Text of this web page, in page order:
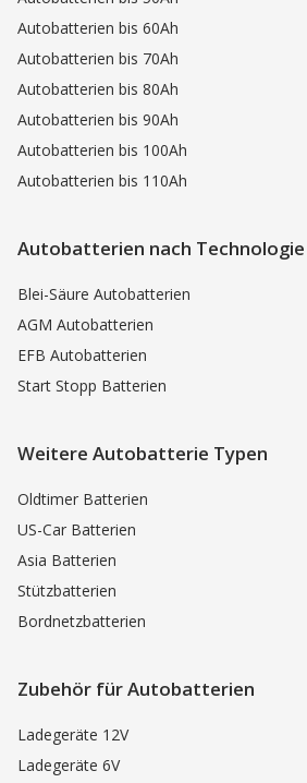
Autobatterien bis 60Ah
Autobatterien bis 70Ah
Autobatterien bis 80Ah
Autobatterien bis 90Ah
Autobatterien bis 100Ah
Autobatterien bis 110Ah
Autobatterien nach Technologie
Blei-Säure Autobatterien
AGM Autobatterien
EFB Autobatterien
Start Stopp Batterien
Weitere Autobatterie Typen
Oldtimer Batterien
US-Car Batterien
Asia Batterien
Stützbatterien
Bordnetzbatterien
Zubehör für Autobatterien
Ladegeräte 12V
Ladegeräte 6V